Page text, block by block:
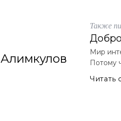
Также
Мир
Потому
Читать